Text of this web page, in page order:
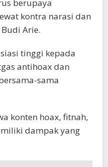
berupaya
kontra narasi dan
Arie.
tinggi kepada
antihoax dan
sama
konten hoax, fitnah,
dampak yang